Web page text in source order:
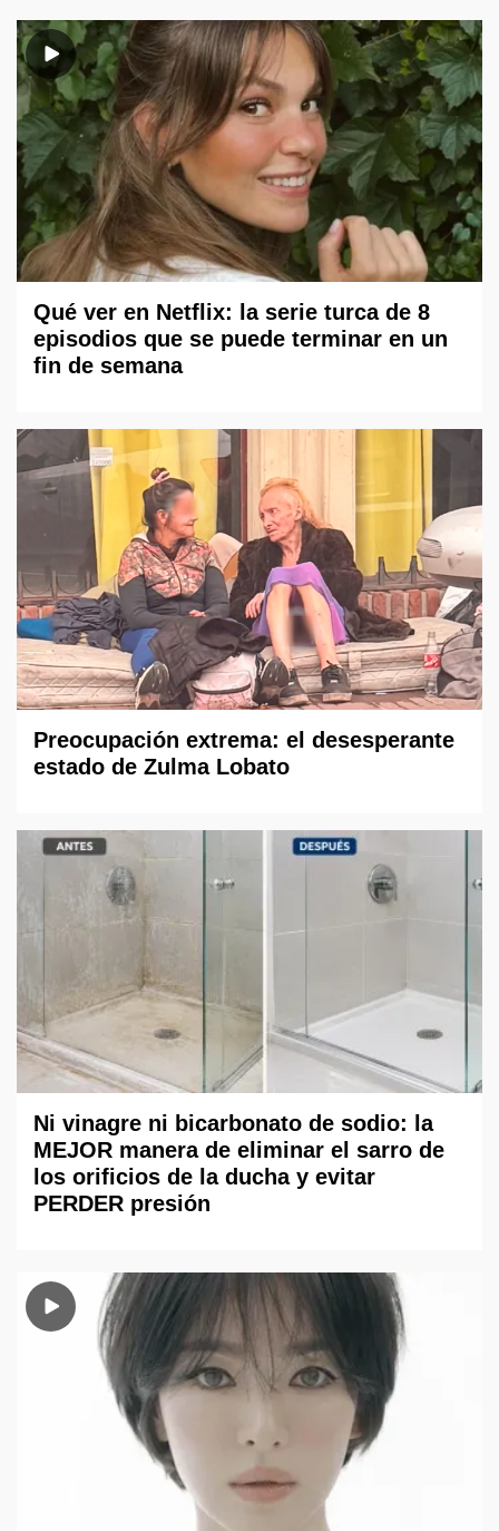
Qué ver en Netflix: la serie turca de 8
episodios que se puede terminar en un
fin de semana
Preocupación extrema: el desesperante
estado de Zulma Lobato
Ni vinagre ni bicarbonato de sodio: la
MEJOR manera de eliminar el sarro de
los orificios de la ducha y evitar
PERDER presión